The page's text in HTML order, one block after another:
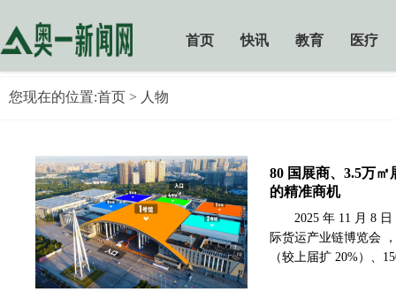
首页 快讯 教育 医疗
您现在的位置:首页 > 人物
80 国展商、3.5万
的精准商机
2025 年 11 月 8
际货运产业链博览会
（较上届扩 20%）、